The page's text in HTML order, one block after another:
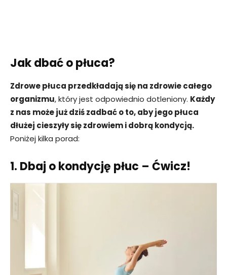
Jak dbać o płuca?
Zdrowe płuca przedkładają się na zdrowie całego
organizmu, który jest odpowiednio dotleniony. Każdy
z nas może już dziś zadbać o to, aby jego płuca
dłużej cieszyły się zdrowiem i dobrą kondycją.
Poniżej kilka porad:
1. Dbaj o kondycję płuc – Ćwicz!